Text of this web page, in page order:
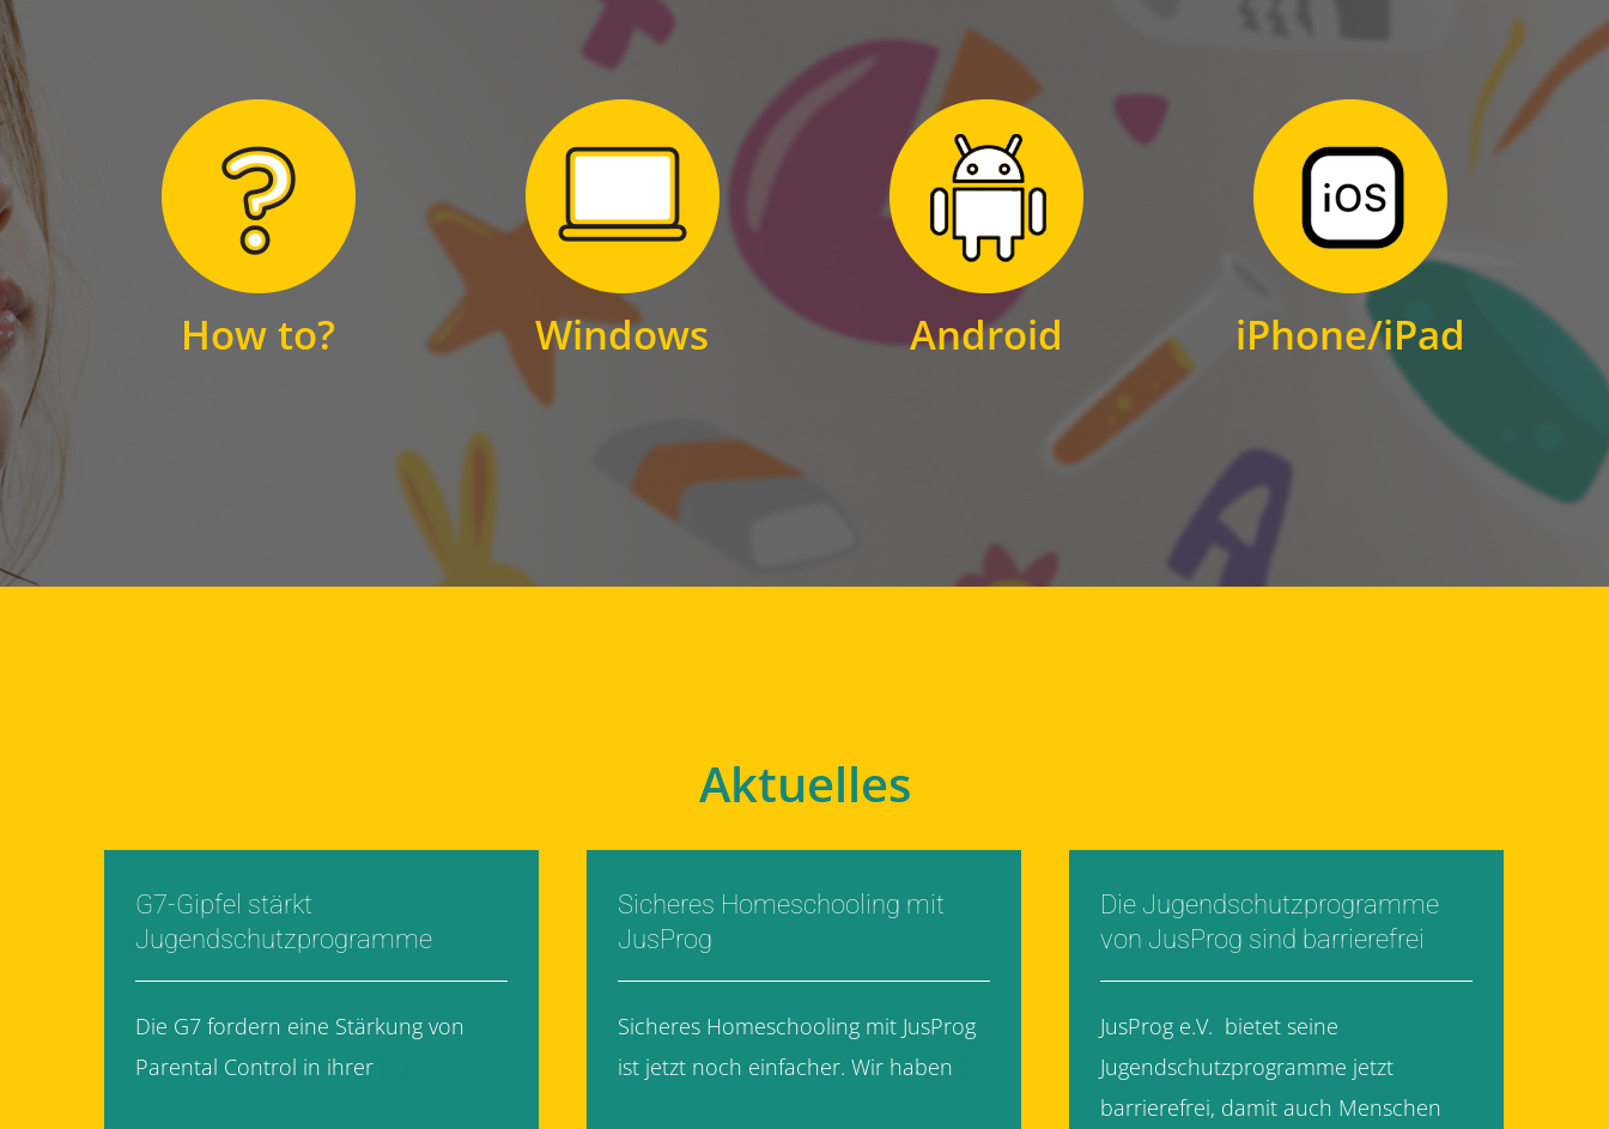
How to?
Hier finden Sie
Windows
Zum Download
für Windows
Android
Zum Download
für Android
iPhone/iPad
Zum Download
für iPhone und iPad
Aktuelles
G7-Gipfel stärkt
Jugendschutzprogramme
Die G7 fordern eine Stärkung von
Parental Control in ihrer
Sicheres Homeschooling mit
JusProg
Sicheres Homeschooling mit JusProg
ist jetzt noch einfacher. Wir haben
Die Jugendschutzprogramme
von JusProg sind barrierefrei
JusProg e.V. bietet seine
Jugendschutzprogramme jetzt
barrierefrei, damit auch Menschen